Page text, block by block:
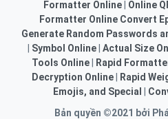
Formatter Online| Online
Formatter Online Convert
Generate Random Passwords
Symbol Online Actual Size
Tools Online| Rapid
Decryption Online| Rapid
Emojis, and Special
Bản quyền ©2021 bởi